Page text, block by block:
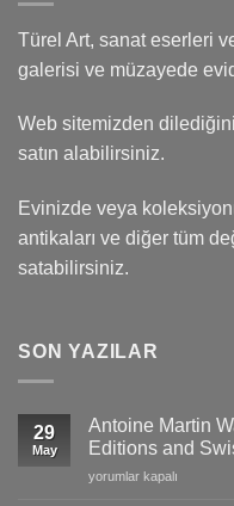
Türel Art, sanat eserleri
galerisi ve müzayede
Web sitemizden
satın alabilirsiniz.
Evinizde veya
antikaları ve diğer tüm
satabilirsiniz.
SON YAZILAR
29
May
Antoine Martin
Editions and
Antoine
yorumlar kapalı